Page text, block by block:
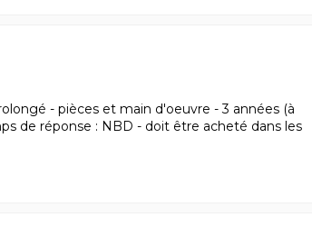
- pièces et main d'oeuvre - 3 années (à
de réponse : NBD - doit être acheté dans les